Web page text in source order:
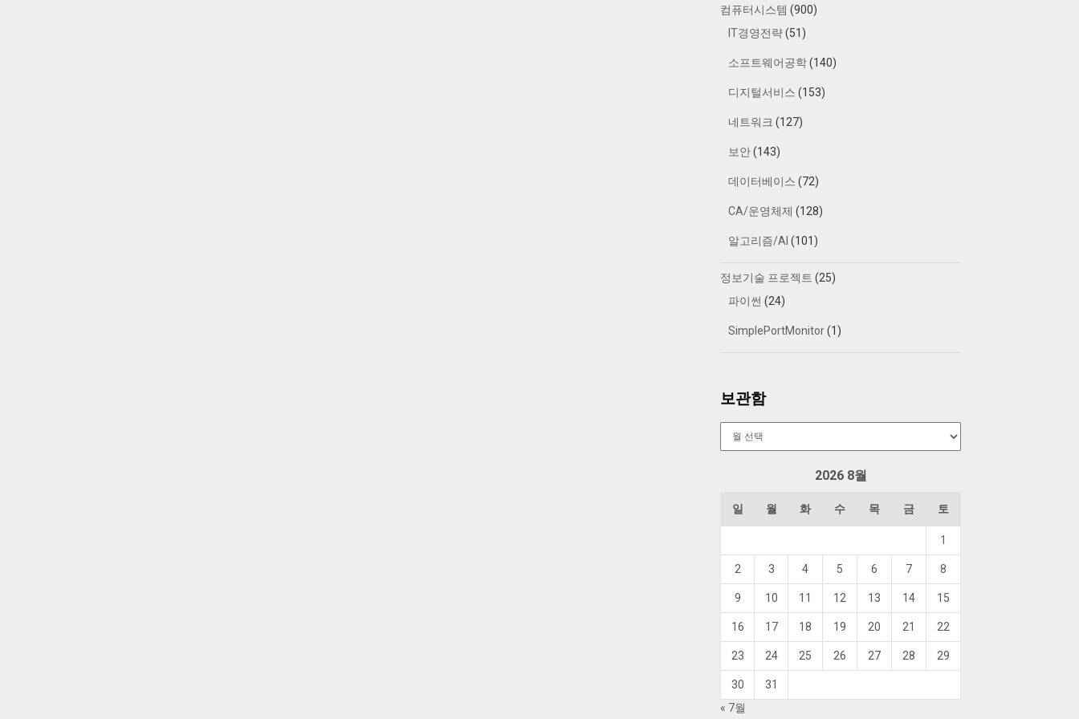
컴퓨터시스템 (900)
IT경영전략(51)
소프트웨어공학(140)
디지털서비스 (153)
네트워크 (127)
보안(143)
데이터베이스 (72)
CA/운영체제 (128)
알고리즘/AI (101)
정보기술 프로젝트 (25)
파이썬 (24)
SimplePortMonitor(1)
보관함
2026 8월
일 월 화 수 목 금 토
1
2 3 4 5 6 7 8
9 10 11 12 13 14 15
16 17 18 19 20 21 22
23 24 25 26 27 28 29
30
31
« 7월